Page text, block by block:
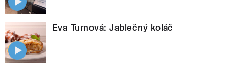
Eva Turnová: Jablečný koláč